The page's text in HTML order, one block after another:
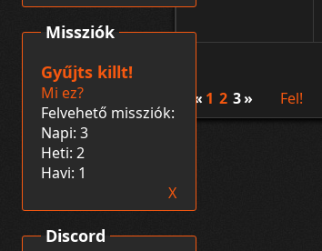
« 1 2 3»
Fel!
Discord
Missziók
Gyűjts killt!
Mi ez?
Felvehető missziók:
Napi: 3
Heti: 2
Havi: 1
X